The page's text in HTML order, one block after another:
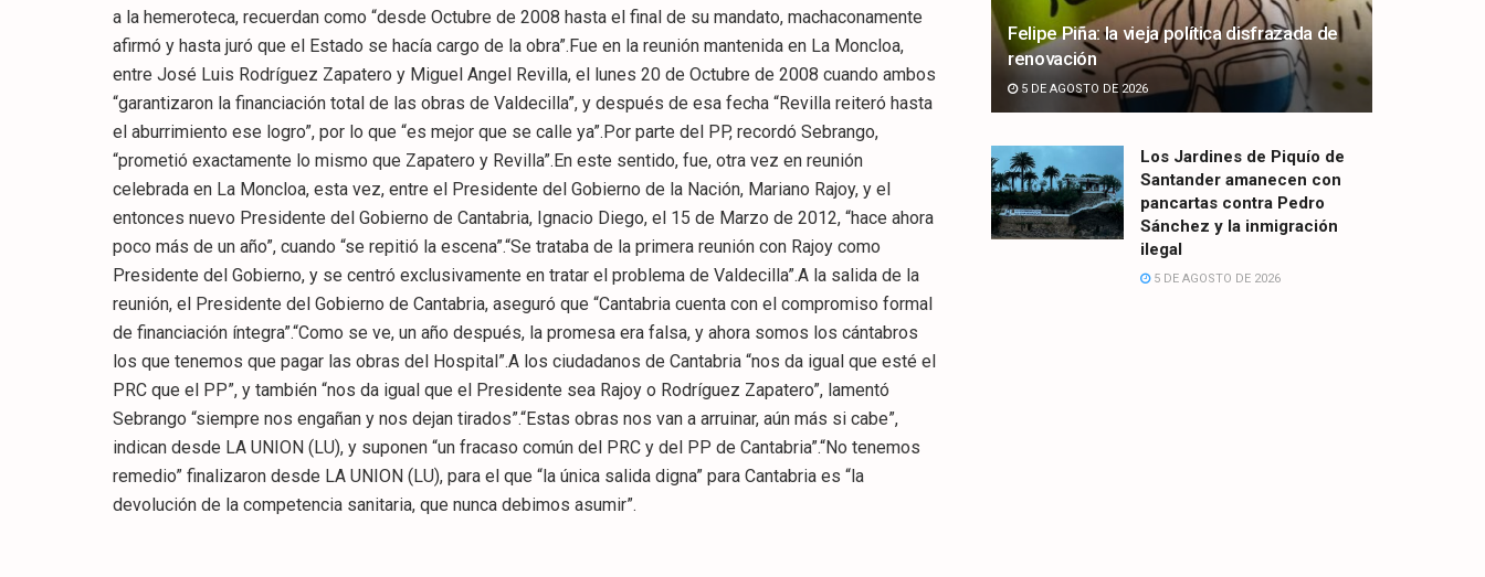
a la hemeroteca, recuerdan como “desde Octubre de 2008 hasta el final de su mandato, machaconamente
afirmó y hasta juró que el Estado se hacía cargo de la obra”.Fue en la reunión mantenida en La Moncloa,
entre José Luis Rodríguez Zapatero y Miguel Angel Revilla, el lunes 20 de Octubre de 2008 cuando ambos
“garantizaron la financiación total de las obras de Valdecilla”, y después de esa fecha “Revilla reiteró hasta
el aburrimiento ese logro”, por lo que “es mejor que se calle ya”.Por parte del PP, recordó Sebrango,
“prometió exactamente lo mismo que Zapatero y Revilla”.En este sentido, fue, otra vez en reunión
celebrada en La Moncloa, esta vez, entre el Presidente del Gobierno de la Nación, Mariano Rajoy, y el
entonces nuevo Presidente del Gobierno de Cantabria, Ignacio Diego, el 15 de Marzo de 2012, “hace ahora
poco más de un año”, cuando “se repitió la escena”.“Se trataba de la primera reunión con Rajoy como
Presidente del Gobierno, y se centró exclusivamente en tratar el problema de Valdecilla”.A la salida de la
reunión, el Presidente del Gobierno de Cantabria, aseguró que “Cantabria cuenta con el compromiso formal
de financiación íntegra”.“Como se ve, un año después, la promesa era falsa, y ahora somos los cántabros
los que tenemos que pagar las obras del Hospital”.A los ciudadanos de Cantabria “nos da igual que esté el
PRC que el PP”, y también “nos da igual que el Presidente sea Rajoy o Rodríguez Zapatero”, lamentó
Sebrango “siempre nos engañan y nos dejan tirados”.“Estas obras nos van a arruinar, aún más si cabe”,
indican desde LA UNION (LU), y suponen “un fracaso común del PRC y del PP de Cantabria”.“No tenemos
remedio” finalizaron desde LA UNION (LU), para el que “la única salida digna” para Cantabria es “la
devolución de la competencia sanitaria, que nunca debimos asumir”.
Felipe Piña: la vieja política disfrazada de
renovación
5 DE AGOSTO DE 2026
Los Jardines de Piquío de
Santander amanecen con
pancartas contra Pedro
Sánchez y la inmigración
ilegal
5 DE AGOSTO DE 2026